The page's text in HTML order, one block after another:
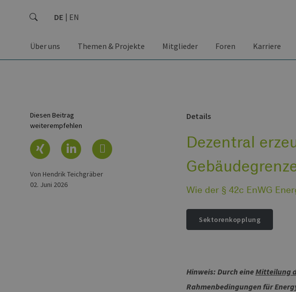
DE EN
Über uns Themen & Projekte Mitglieder Foren Karriere
Details
Dezentral
Wie der § 42c EnWG
Sektorenkopplung
Hinweis: Durch eine Mitteilung
Rahmenbedingungen für
Diesen Beitrag
weiterempfehlen
von Hendrik Teichgräber
02. Juni 2026